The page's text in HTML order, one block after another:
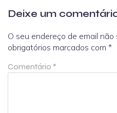
Deixe um
O seu endereço de email não
obrigatórios marcados com *
Comentário *